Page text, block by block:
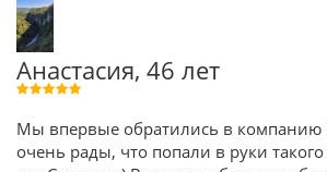
Анастасия, 46 лет
Мы впервые обратились в компанию
очень рады, что попали в руки